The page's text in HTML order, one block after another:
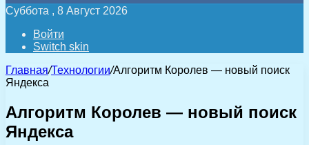
Суббота , 8 Август 2026
Войти
Switch skin
Главная/Технологии/Алгоритм Королев — новый поиск
Яндекса
Алгоритм Королев — новый поиск
Яндекса